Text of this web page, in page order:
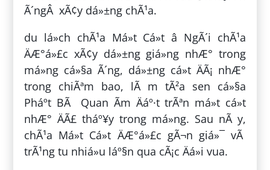
Ã´ngÂ xÃ¢y dá»±ng chÃ¹a.
du lá»ch chÃ¹a Má»t Cá»t â NgÃ´i chÃ¹a
ÄÆ°á»£c xÃ¢y dá»±ng giá»ng nhÆ° trong
má»ng cá»§a Ã´ng, dá»±ng cá»t ÄÃ¡ nhÆ°
trong chiÃªm bao, lÃ m tÃ²a sen cá»§a
Pháº­t BÃ Quan Ãm Äáº·t trÃªn má»t cá»t
nhÆ° ÄÃ£ tháº¥y trong má»ng. Sau nÃ y,
chÃ¹a Má»t Cá»t ÄÆ°á»£c gÃ¬n giá»¯ vÃ
trÃ¹ng tu nhiá»u láº§n qua cÃ¡c Äá»i vua.